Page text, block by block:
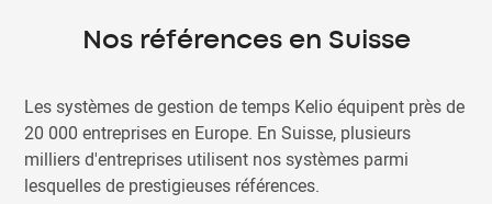
Nos références en Suisse
Les systèmes de gestion de temps Kelio équipent près de
20 000 entreprises en Europe. En Suisse, plusieurs
milliers d'entreprises utilisent nos systèmes parmi
lesquelles de prestigieuses références.